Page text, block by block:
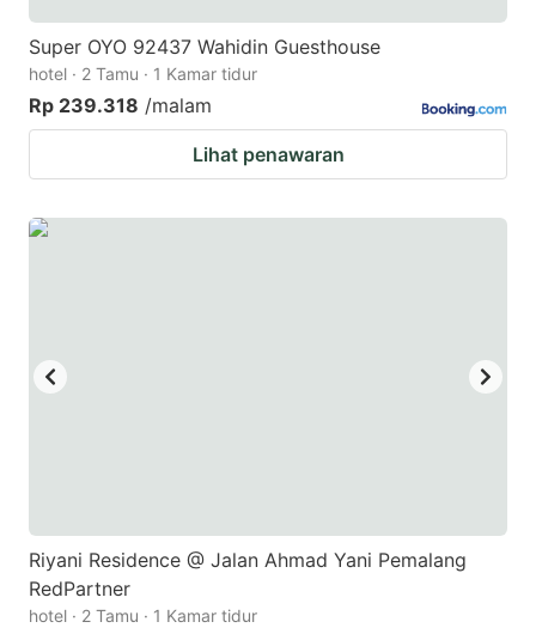
Super OYO 92437 Wahidin Guesthouse
hotel · 2 Tamu · 1 Kamar tidur
Rp 239.318 /malam
Lihat penawaran
Riyani Residence @ Jalan Ahmad Yani Pemalang
RedPartner
hotel · 2 Tamu · 1 Kamar tidur